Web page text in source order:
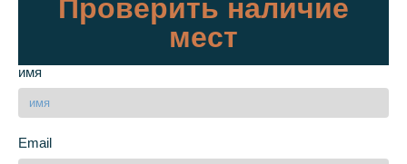
Проверить наличие
мест
имя
Email